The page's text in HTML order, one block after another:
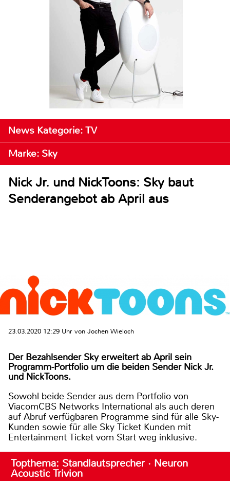
News Kategorie: TV
Marke: Sky
Nick Jr. und NickToons: Sky baut
Senderangebot ab April aus
23.03.2020 12:29 Uhr von Jochen Wieloch
Der Bezahlsender Sky erweitert ab April sein
Programm-Portfolio um die beiden Sender Nick Jr.
und NickToons.
Sowohl beide Sender aus dem Portfolio von
ViacomCBS Networks International als auch deren
auf Abruf verfügbaren Programme sind für alle Sky-
Kunden sowie für alle Sky Ticket Kunden mit
Entertainment Ticket vom Start weg inklusive.
Topthema: Standlautsprecher · Neuron
Acoustic Trivion